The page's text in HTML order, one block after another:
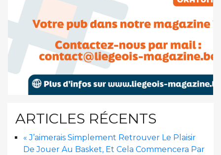
ARTICLES RÉCENTS
« J’aimerais Simplement Retrouver Le Plaisir
De Jouer Au Basket, Et Cela Commencera Par